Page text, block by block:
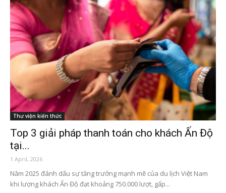
Thư viện kiến thức
Top 3 giải pháp thanh toán cho khách Ấn Độ
tại...
1 April, 2026
Năm 2025 đánh dấu sự tăng trưởng mạnh mẽ của du lịch Việt Nam
khi lượng khách Ấn Độ đạt khoảng 750.000 lượt, gấp...